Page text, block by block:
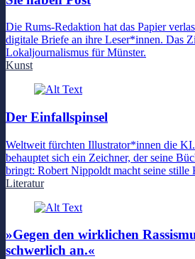
Die Rums-Redaktion hat das Papier
digitale Briefe an ihre Leser*innen. Das
Lokaljournalismus für Münster.
Kunst
Der Einfallspinsel
Weltweit fürchten Illustrator*innen die
behauptet sich ein Zeichner, der seine
bringt: Robert Nippoldt macht seine stille
Literatur
»Gegen den wirklichen
schwerlich an.«